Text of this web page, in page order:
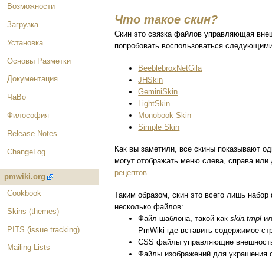
Возможности
Загрузка
Установка
Основы Разметки
Документация
ЧаВо
Философия
Release Notes
ChangeLog
pmwiki.org
Cookbook
Skins (themes)
PITS (issue tracking)
Mailing Lists
Что такое скин?
Скин это связка файлов управляющая
попробовать воспользоваться
BeeblebroxNetGila
JHSkin
GeminiSkin
LightSkin
Monobook Skin
Simple Skin
Как вы заметили, все скины показывают
могут отображать меню слева, справа
рецептов.
Таким образом, скин это всего лишь
несколько файлов:
Файл шаблона, такой какskin.tmpl
PmWiki где вставить содержимое
CSS файлы управляющие
Файлы изображений для украшения